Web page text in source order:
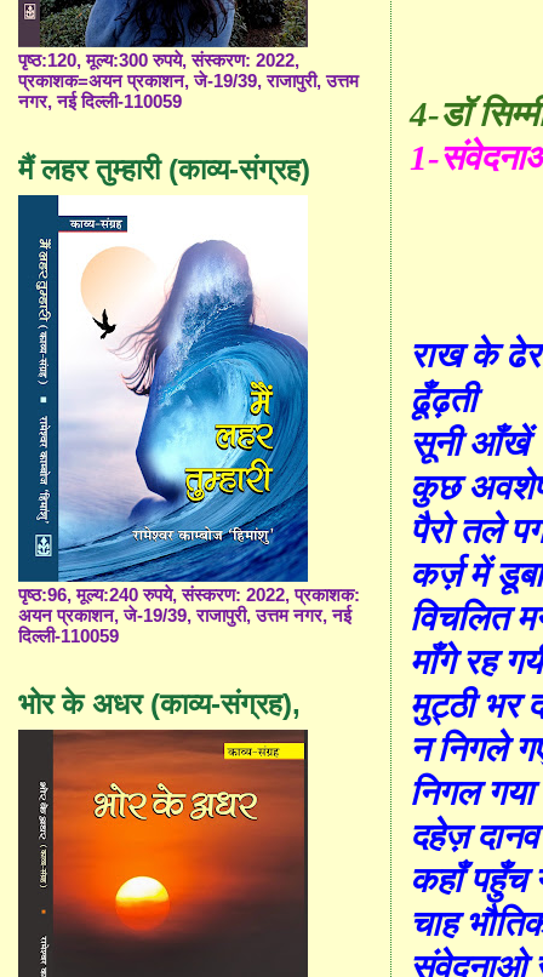
4-डॉ
1-
राख के
ढूँढ़ती
सूनी आँखें
कुछ
पैरो तले
कर्ज़ में डूबा
विचलित
माँगे रह
मुट्ठीभर
न निगले
निगल गया
दहेज़ दानव
कहाँपहुँच
चाह
संवेदनाओ
पृष्ठ:120, मूल्य:300 रुपये, संस्करण: 2022,
प्रकाशक=अयन प्रकाशन, जे-19/39, राजापुरी, उत्तम
नगर, नई दिल्ली-110059
मैं लहर तुम्हारी (काव्य-संग्रह)
पृष्ठ:96, मूल्य:240 रुपये, संस्करण: 2022, प्रकाशक:
अयन प्रकाशन, जे-19/39, राजापुरी, उत्तम नगर, नई
दिल्ली-110059
भोर के अधर (काव्य-संग्रह),